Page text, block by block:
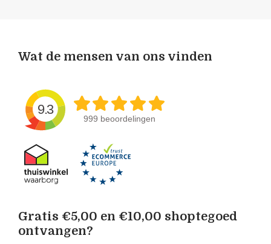
Wat de mensen van ons vinden
9.3
999 beoordelingen
Gratis €5,00 en €10,00 shoptegoed
ontvangen?